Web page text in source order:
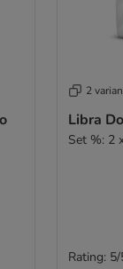
2
Libra
Set %: 2
Rating: 5/